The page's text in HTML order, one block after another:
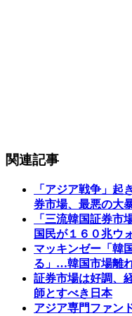
関連記事
「アジア戦争」
券市場、最悪の大
「三流韓国証券
国民が１６０兆ウ
マッキンゼー「韓
る」…韓国市場離
証券市場は好調、
師とすべき日本
アジア専門ファン